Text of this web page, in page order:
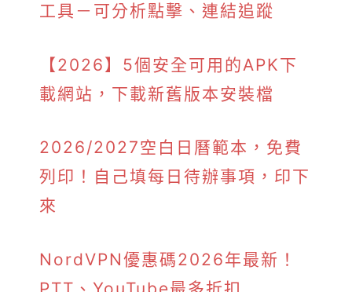
工具－可分析點擊、連結追蹤
【2026】5個安全可用的APK下
載網站，下載新舊版本安裝檔
2026/2027空白日曆範本，免費
列印！自己填每日待辦事項，印下
來
NordVPN優惠碼2026年最新！
PTT、YouTube最多折扣